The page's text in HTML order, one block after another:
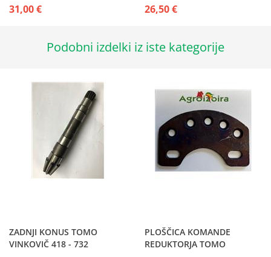
31,00 € 26,50 €
Podobni izdelki iz iste kategorije
ZADNJI KONUS TOMO
VINKOVIČ 418 - 732
PLOŠČICA KOMANDE
REDUKTORJA TOMO